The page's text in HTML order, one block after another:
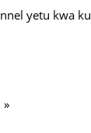
yetu kwa
»